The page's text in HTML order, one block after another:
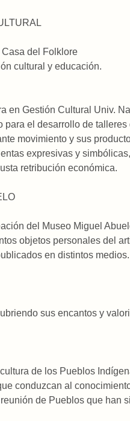
del Folklore
cultural y educación.
en Gestión Cultural Univ.
el desarrollo de
movimiento y sus
expresivas y
retribución económica.
del Museo Miguel
objetos personales del
en distintos medios.
sus encantos y
de los Pueblos
conduzcan al
de Pueblos que han